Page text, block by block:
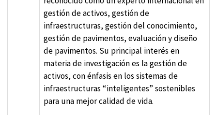
gestión de activos, gestión de
infraestructuras, gestión del conocimiento,
gestión de pavimentos, evaluación y diseño
de pavimentos. Su principal interés en
materia de investigación es la gestión de
activos, con énfasis en los sistemas de
infraestructuras “inteligentes” sostenibles
para una mejor calidad de vida.